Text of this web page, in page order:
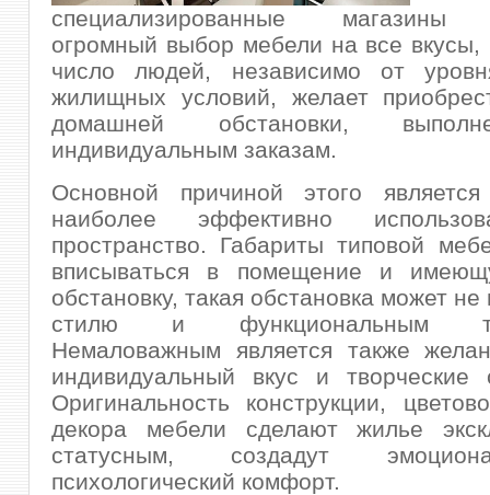
специализированные магазины
огромный выбор мебели на все
число людей, независимо от
жилищных условий, желает
домашней обстановки,
индивидуальным заказам.
Основной причиной этого
наиболее эффективно
пространство. Габариты типовой
вписываться в помещение и
обстановку, такая обстановка может не
стилю и функциональным
Немаловажным является также
индивидуальный вкус и творческие
Оригинальность конструкции,
декора мебели сделают жилье
статусным, создадут
психологический комфорт.